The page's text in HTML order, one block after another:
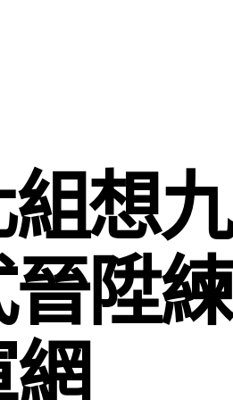
想九
陞練